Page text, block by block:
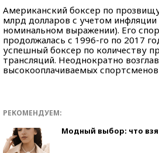
Американский боксер по
млрд долларов с учетом
номинальном выражении). Его
продолжалась с 1996-го по 2017
успешный боксер по количеству
трансляций. Неоднократно
высокооплачиваемых
РЕКОМЕНДУЕМ:
Модный выбор: что